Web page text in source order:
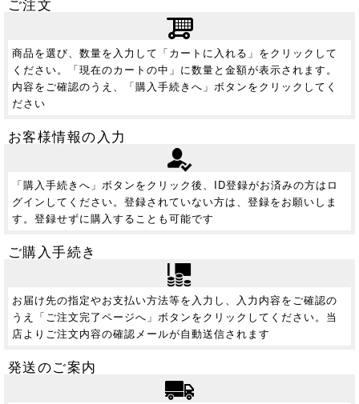
商品を選び、数量を入力して「カートに入れる」をクリックして
ください。「現在のカートの中」に数量と金額が表示されます。
内容をご確認のうえ、「購入手続きへ」ボタンをクリックしてく
ださい
お客様情報の入力
「購入手続きへ」ボタンをクリック後、ID登録がお済みの方はロ
グインしてください。登録されていない方は、登録をお願いしま
す。登録せずに購入することも可能です
ご購入手続き
お届け先の指定やお支払い方法等を入力し、入力内容をご確認の
うえ「ご注文完了ページへ」ボタンをクリックしてください。当
店よりご注文内容の確認メールが自動送信されます
発送のご案内